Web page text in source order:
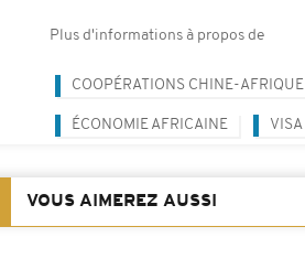
Plus d'informations à propos de
COOPÉRATIONS CHINE-AFRIQUE
ÉCONOMIE AFRICAINE VISA
VOUS AIMEREZ AUSSI